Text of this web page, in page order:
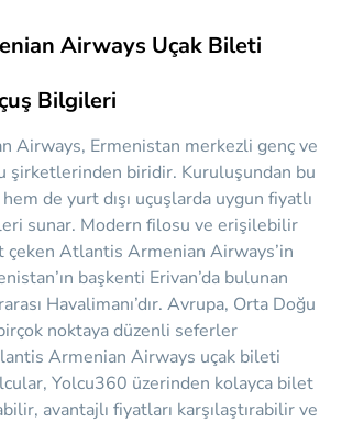
Airways Uçak Bileti
Bilgileri
Airways, Ermenistan merkezli genç ve
şirketlerinden biridir. Kuruluşundan bu
de yurt dışı uçuşlarda uygun fiyatlı
sunar. Modern filosu ve erişilebilir
Atlantis Armenian Airways’in
başkenti Erivan’da bulunan
Havalimanı’dır. Avrupa, Orta Doğu
noktaya düzenli seferler
Armenian Airways uçak bileti
Yolcu360 üzerinden kolayca bilet
avantajlı fiyatları karşılaştırabilir ve